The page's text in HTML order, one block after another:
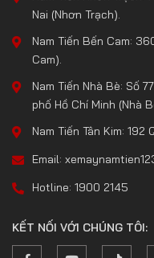
Nai (Nhơn Trạch).
Nam Tiến Bến Cam:
Cam).
Nam Tiến Nhà Bè: Số
phố Hồ Chí Minh (Nhà
Nam Tiến Tân Kim: 192
Email:
Hotline: 1900 2145
KẾT NỐI VỚI CHÚNG TÔI: